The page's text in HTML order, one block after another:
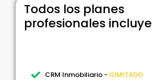
Todos los planes
profesionales
CRM Inmobiliario - ILIMITADO